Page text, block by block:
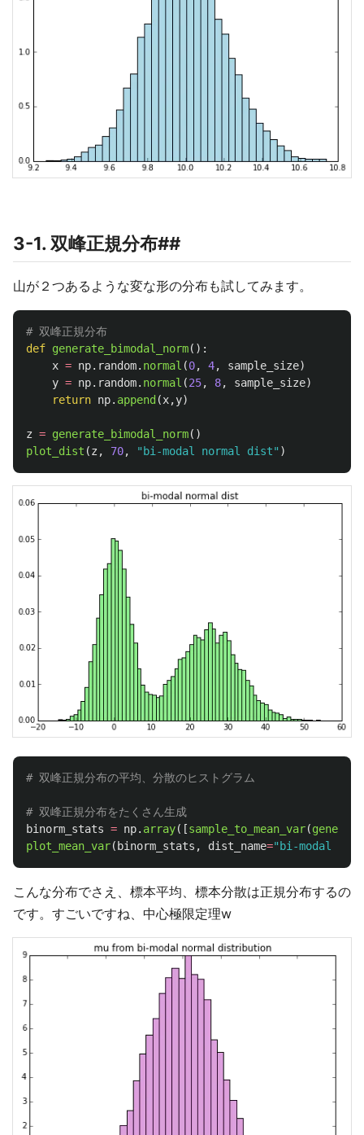
3-1. 双峰正規分布##
山が２つあるような変な形の分布も試してみます。
def generate_bimodal_norm():
x = np. random. normal (0, 4, sample_size)
y = np. random. normal (25, 8, sample_size)
return np. append (x,y)
z = generate_bimodal_norm()
plot_dist (z , 70, " bi-modal normal dist" )
binorm_stats = np. array([sample_to_mean_var(
plot_mean_var( binorm_stats , dist_name=" bi-modal
こんな分布でさえ、標本平均、標本分散は正規分布するの
です。すごいですね、中心極限定理w